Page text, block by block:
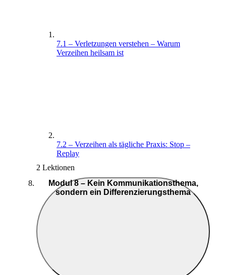
7.1 – Verletzungen verstehen – Warum
Verzeihen heilsam ist
7.2 – Verzeihen als tägliche Praxis: Stop –
Replay
2 Lektionen
Modul 8 – Kein Kommunikationsthema,
sondern ein Differenzierungsthema